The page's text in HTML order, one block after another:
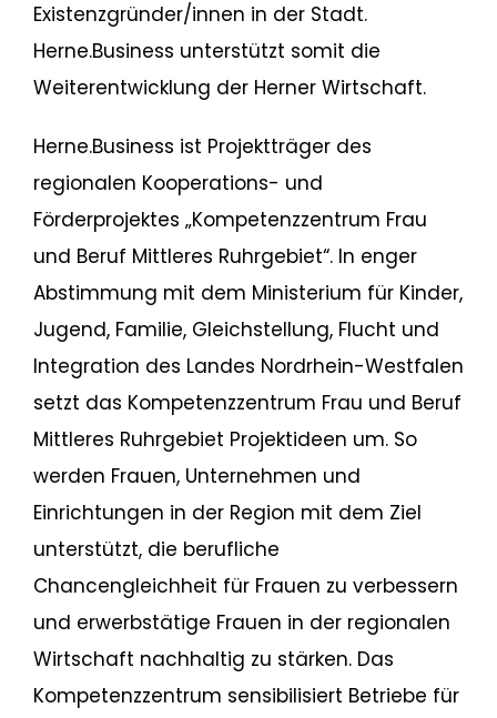
Existenzgründer/innen in der Stadt.
Herne.Business unterstützt somit die
Weiterentwicklung der Herner Wirtschaft.
Herne.Business ist Projektträger des
regionalen Kooperations- und
Förderprojektes „Kompetenzzentrum Frau
und Beruf Mittleres Ruhrgebiet“. In enger
Abstimmung mit dem Ministerium für Kinder,
Jugend, Familie, Gleichstellung, Flucht und
Integration des Landes Nordrhein-Westfalen
setzt das Kompetenzzentrum Frau und Beruf
Mittleres Ruhrgebiet Projektideen um. So
werden Frauen, Unternehmen und
Einrichtungen in der Region mit dem Ziel
unterstützt, die berufliche
Chancengleichheit für Frauen zu verbessern
und erwerbstätige Frauen in der regionalen
Wirtschaft nachhaltig zu stärken. Das
Kompetenzzentrum sensibilisiert Betriebe für